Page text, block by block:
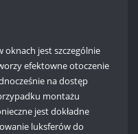
jest szczególnie
efektowne otoczenie
na dostęp
montażu
jest dokładne
luksferów do